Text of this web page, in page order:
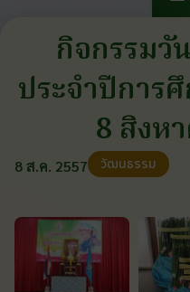
กิจกรรม
ประจำปีการ
8 สิงห
8 ส.ค. 2557 วัฒนธรรม